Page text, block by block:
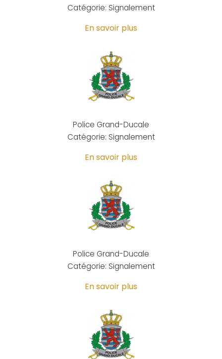
Catégorie: Signalement
En savoir plus
Police Grand-Ducale
Catégorie: Signalement
En savoir plus
Police Grand-Ducale
Catégorie: Signalement
En savoir plus